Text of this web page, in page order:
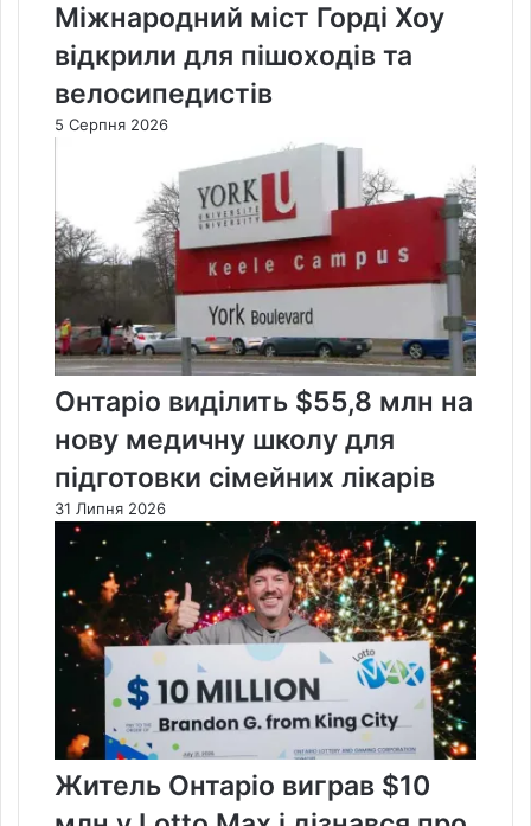
Міжнародний міст Горді Хоу
відкрили для пішоходів та
велосипедистів
5 Серпня 2026
Онтаріо виділить $55,8 млн на
нову медичну школу для
підготовки сімейних лікарів
31 Липня 2026
Житель Онтаріо виграв $10